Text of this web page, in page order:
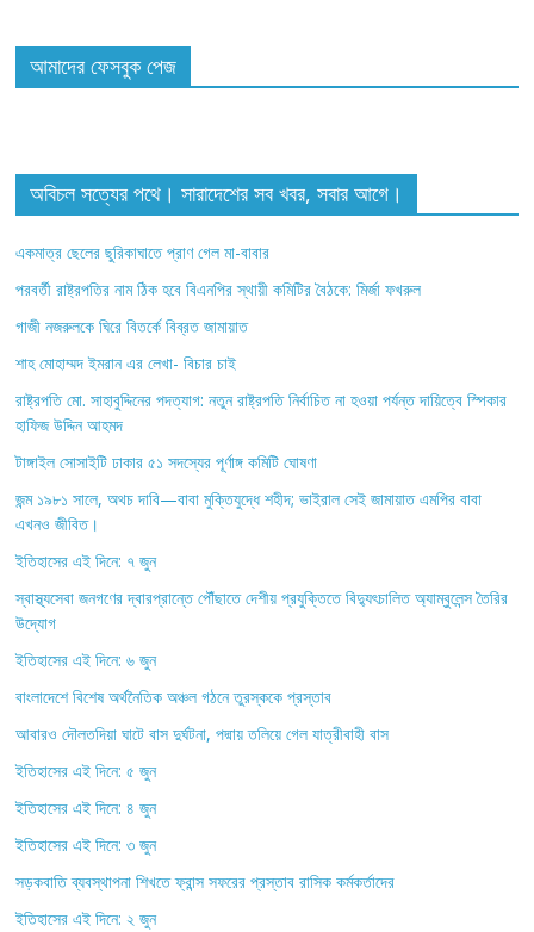
আমাদের ফেসবুক পেজ
অবিচল সত্যের পথে। সারাদেশের সব খবর, সবার আগে।
একমাত্র ছেলের ছুরিকাঘাতে প্রাণ গেল মা-বাবার
পরবর্তী রাষ্ট্রপতির নাম ঠিক হবে বিএনপির স্থায়ী কমিটির বৈঠকে: মির্জা ফখরুল
গাজী নজরুলকে ঘিরে বিতর্কে বিব্রত জামায়াত
শাহ মোহাম্মদ ইমরান এর লেখা- বিচার চাই
রাষ্ট্রপতি মো. সাহাবুদ্দিনের পদত্যাগ: নতুন রাষ্ট্রপতি নির্বাচিত না হওয়া পর্যন্ত দায়িত্বে স্পিকার
হাফিজ উদ্দিন আহমদ
টাঙ্গাইল সোসাইটি ঢাকার ৫১ সদস্যের পূর্ণাঙ্গ কমিটি ঘোষণা
জন্ম ১৯৮১ সালে, অথচ দাবি—বাবা মুক্তিযুদ্ধে শহীদ; ভাইরাল সেই জামায়াত এমপির বাবা
এখনও জীবিত।
ইতিহাসের এই দিনে: ৭ জুন
স্বাস্থ্যসেবা জনগণের দ্বারপ্রান্তে পৌঁছাতে দেশীয় প্রযুক্তিতে বিদ্যুৎচালিত অ্যাম্বুলেন্স তৈরির
উদ্যোগ
ইতিহাসের এই দিনে: ৬ জুন
বাংলাদেশে বিশেষ অর্থনৈতিক অঞ্চল গঠনে তুরস্ককে প্রস্তাব
আবারও দৌলতদিয়া ঘাটে বাস দুর্ঘটনা, পদ্মায় তলিয়ে গেল যাত্রীবাহী বাস
ইতিহাসের এই দিনে: ৫ জুন
ইতিহাসের এই দিনে: ৪ জুন
ইতিহাসের এই দিনে: ৩ জুন
সড়কবাতি ব্যবস্থাপনা শিখতে ফ্রান্স সফরের প্রস্তাব রাসিক কর্মকর্তাদের
ইতিহাসের এই দিনে: ২ জুন